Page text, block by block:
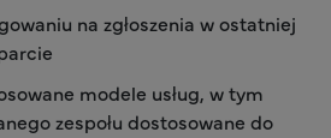
na zgłoszenia w ostatniej
modele usług, w tym
zespołu dostosowane do